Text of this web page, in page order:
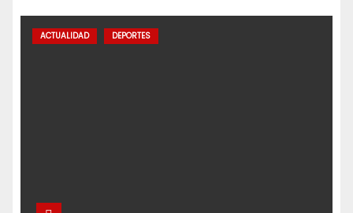
ACTUALIDAD DEPORTES